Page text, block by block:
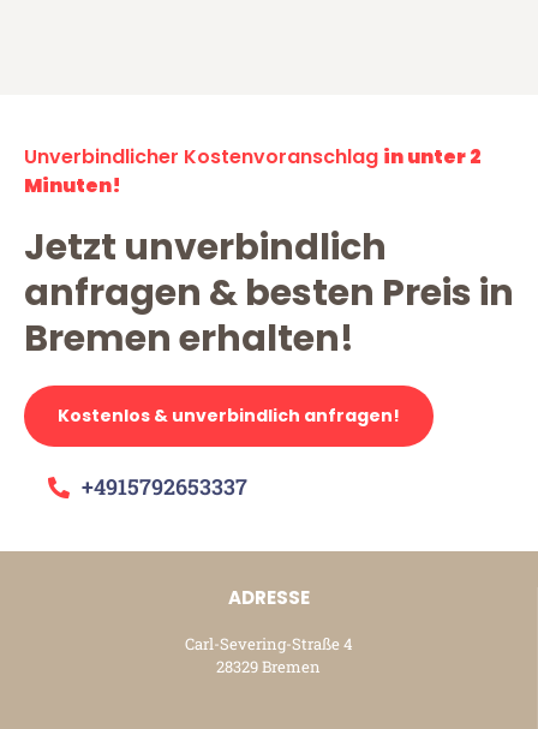
Unverbindlicher Kostenvoranschlag in unter 2
Minuten!
Jetzt unverbindlich
anfragen & besten Preis in
Bremen erhalten!
Kostenlos & unverbindlich anfragen!
+4915792653337
ADRESSE
Carl-Severing-Straße 4
28329 Bremen